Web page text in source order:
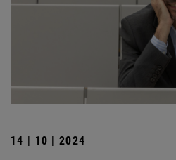
14 | 10 | 2024